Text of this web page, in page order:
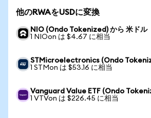
他のRWAをUSDに変換
NIO (Ondo Tokenized) から 米ドル
1 NIOon は $4.67 に相当
STMicroelectronics (Ondo
1 STMon は $53.16 に相当
Vanguard Value ETF (Ondo
1 VTVon は $226.45 に相当